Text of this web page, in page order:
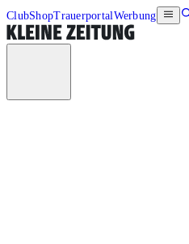
ClubShopTrauerportalWerbung